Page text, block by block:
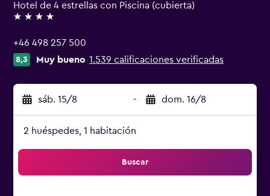
Hotel de 4 estrellas con Piscina (cubierta)
4 estrellas
+46 498 257 500
8,3 Muy bueno 1.539 calificaciones verificadas
sáb. 15/8 - dom. 16/8
2 huéspedes, 1 habitación
Buscar